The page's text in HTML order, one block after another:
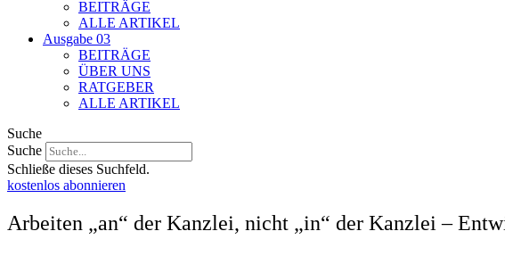
BEITRÄGE
ALLE ARTIKEL
Ausgabe 03
BEITRÄGE
ÜBER UNS
RATGEBER
ALLE ARTIKEL
Suche
Suche
Schließe dieses Suchfeld.
kostenlos abonnieren
Arbeiten „an“ der Kanzlei, nicht „in“ der Kanzlei –